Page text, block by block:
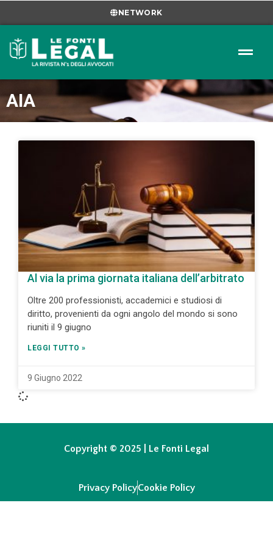
NETWORK
AIA
Al via la prima giornata italiana dell’arbitrato
Oltre 200 professionisti, accademici e studiosi di
diritto, provenienti da ogni angolo del mondo si sono
riuniti il 9 giugno
LEGGI TUTTO »
9 Giugno 2022
Copyright © 2025 | Le Fonti Legal
Privacy PolicyCookie Policy